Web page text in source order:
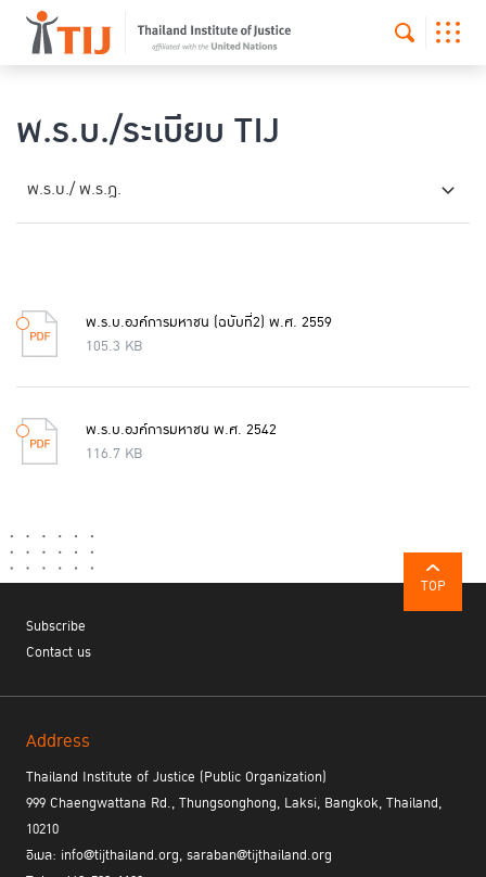
พ.ร.บ./ระเบียบ TIJ
พ.ร.บ./ พ.ร.ฎ.
พ.ร.บ.องค์การมหาชน (ฉบับที่2) พ.ศ. 2559
105.3 KB
พ.ร.บ.องค์การมหาชน พ.ศ. 2542
116.7 KB
TOP
Subscribe
Contact us
Address
Thailand Institute of Justice (Public Organization)
999 Chaengwattana Rd., Thungsonghong, Laksi, Bangkok, Thailand,
10210
อีเมล: info@tijthailand.org, saraban@tijthailand.org